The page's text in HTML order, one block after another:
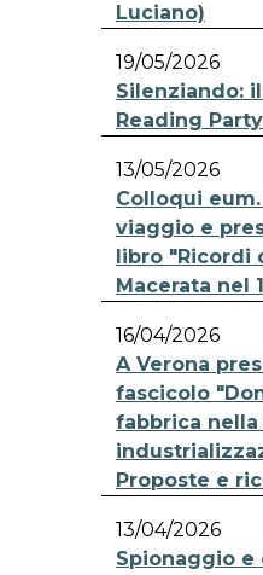
Luciano)
19/05/2026
Silenziando:
Reading
13/05/2026
Colloqui
viaggio e
libro "Ricordi
Macerata nel
16/04/2026
A Verona
fascicolo
fabbrica nella
Proposte e
13/04/2026
Spionaggio